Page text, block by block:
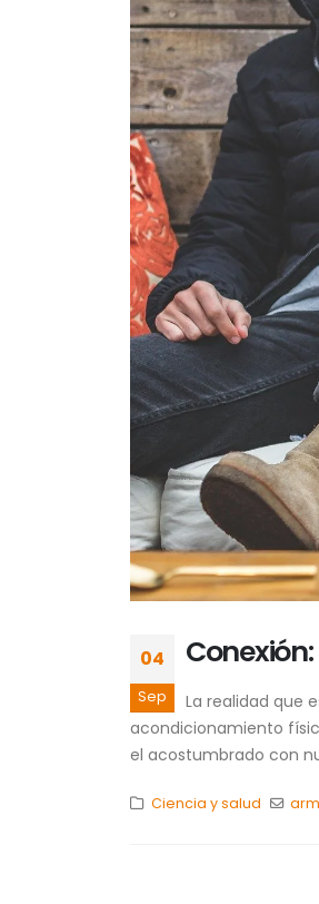
04
Sep
La realidad que
acondicionamiento
el acostumbrado con
Ciencia y salud